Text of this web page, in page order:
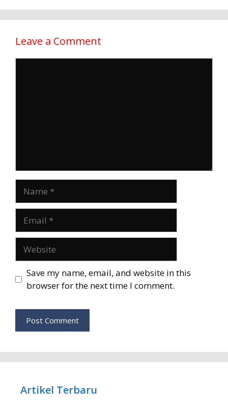
Leave a Comment
Save my name, email, and website in this
browser for the next time I comment.
Artikel Terbaru